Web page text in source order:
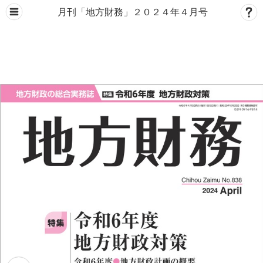
月刊「地方財務」２０２４年４月号